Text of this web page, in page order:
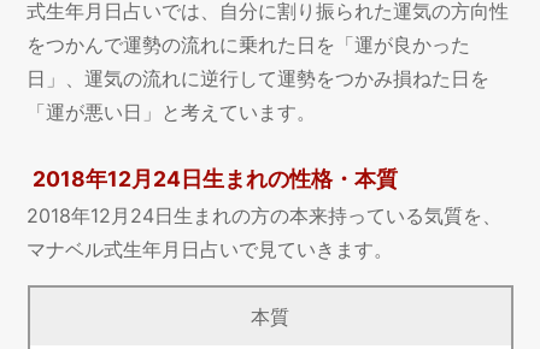
式生年月日占いでは、自分に割り振られた運気の方向性
をつかんで運勢の流れに乗れた日を「運が良かった
日」、運気の流れに逆行して運勢をつかみ損ねた日を
「運が悪い日」と考えています。
2018年12月24日生まれの性格・本質
2018年12月24日生まれの方の本来持っている気質を、
マナベル式生年月日占いで見ていきます。
本質